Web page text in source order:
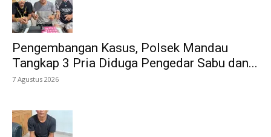
Pengembangan Kasus, Polsek Mandau
Tangkap 3 Pria Diduga Pengedar Sabu dan...
7 Agustus 2026